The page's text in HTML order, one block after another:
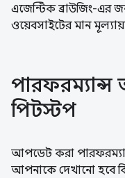
এজেন্টিক ব্রাউজিং-এর
ওয়েবসাইটের মান
পিটস্টপ
আপডেট করা
আপনাকে দেখানো হবে